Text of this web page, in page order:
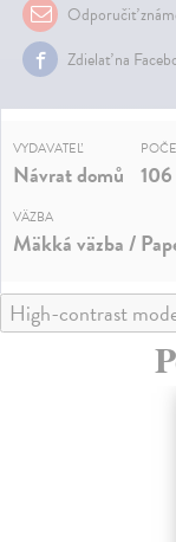
Odporučiť
Zdielať na
VYDAVATEĽ
Návrat domů 106
VÄZBA
Mäkká väzba /
High-contrast